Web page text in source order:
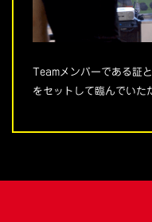
Teamメンバーである証
をセットして臨んでいた